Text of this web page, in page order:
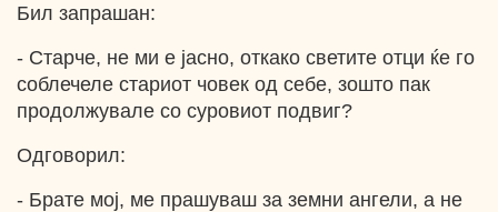
Бил запрашан:
- Старче, не ми е јасно, откако светите отци ќе го
соблечеле стариот човек од себе, зошто пак
продолжувале со суровиот подвиг?
Одговорил:
- Брате мој, ме прашуваш за земни ангели, а не